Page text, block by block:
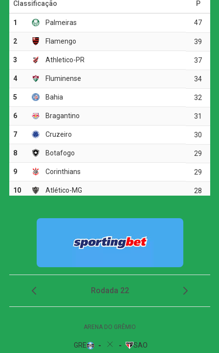
que acertou a trave defendida por Jandrei. O Juventude
respondeu pouco depois, quando Alisson Safira também
tentou pelo alto, mas mandou a bola para fora.
Na etapa final, a equipe gaúcha voltou a ameaçar aos 15
minutos. Após cobrança de escanteio, Marcos Paulo
cabeceou para baixo e exigiu uma boa defesa de
média e longa distância, mas não conseguiu superar o
goleiro adversário.
Aos 41 minutos, Igor Gomes recebeu pela esquerda da
área e teve uma boa chance para abrir o placar, porém
finalizou para fora. Quando a partida caminhava para a
disputa por pênaltis, o Galo encontrou o gol da
classificação.
Juventude e avança às quartas da Copa do Brasil
Em uma bola lançada para a área, a defesa do Juventude
finalizar e marcar o único gol do confronto. O lance
clube mineiro entre os oito melhores da Copa do Brasil.
Campeonato Brasileiro – Série B